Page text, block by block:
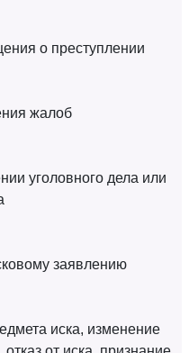
о преступлении
жалоб
уголовного дела или
заявлению
иска, изменение